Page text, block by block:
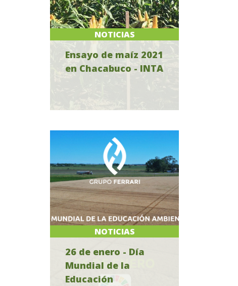
NOTICIAS
Ensayo de maíz 2021
en Chacabuco - INTA
NOTICIAS
26 de enero - Día
Mundial de la
Educación